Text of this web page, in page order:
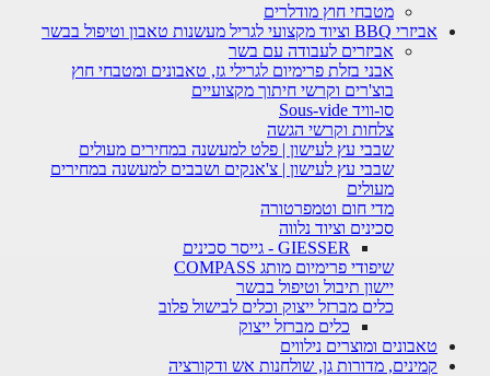
מטבחי חוץ מודלרים
אביזרי BBQ וציוד מקצועי לגריל מעשנות טאבון וטיפול בבשר
אביזרים לעבודה עם בשר
אבני בזלת פרימיום לגרילי גז, טאבונים ומטבחי חוץ
בוצ'רים וקרשי חיתוך מקצועיים
סו-וויד Sous-vide
צלחות וקרשי הגשה
שבבי עץ לעישון | פלט למעשנה במחירים מעולים
שבבי עץ לעישון | צ'אנקים ושבבים למעשנה במחירים
מעולים
מדי חום וטמפרטורה
סכינים וציוד נלווה
GIESSER - גייסר סכינים
שיפודי פרימיום מותג COMPASS
יישון תיבול וטיפול בבשר
כלים מברזל ייצוק וכלים לבישול פלוב
כלים מברזל ייצוק
טאבונים ומוצרים נילווים
קמינים, מדורות גן, שולחנות אש ודקורציה